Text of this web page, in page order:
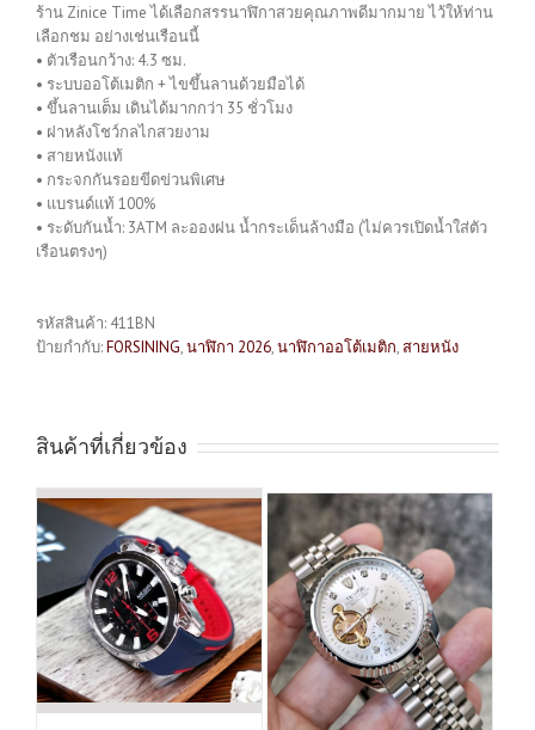
ร้าน Zinice Time ได้เลือกสรรนาฬิกาสวยคุณภาพดีมากมาย ไว้ให้ท่าน
เลือกชม อย่างเช่นเรือนนี้
• ตัวเรือนกว้าง: 4.3 ซม.
• ระบบออโต้เมติก + ไขขึ้นลานด้วยมือได้
• ขึ้นลานเต็ม เดินได้มากกว่า 35 ชั่วโมง
• ฝาหลังโชว์กลไกสวยงาม
• สายหนังแท้
• กระจกกันรอยขีดข่วนพิเศษ
• แบรนด์แท้ 100%
• ระดับกันน้ำ: 3ATM ละอองฝน น้ำกระเด็นล้างมือ (ไม่ควรเปิดน้ำใส่ตัว
เรือนตรงๆ)
รหัสสินค้า: 411BN
ป้ายกำกับ:FORSINING,นาฬิกา 2026,นาฬิกาออโต้เมติก,สายหนัง
สินค้าที่เกี่ยวข้อง